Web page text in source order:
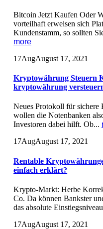
Bitcoin Jetzt Kaufen Oder
vorteilhaft erweisen sich
Kundenstamm, so sollten
more
17AugAugust 17, 2021
Kryptowährung Steuern
kryptowährung
Neues Protokoll für
wollen die Notenbanken
Investoren dabei hilft. Ob...
17AugAugust 17, 2021
Rentable
einfach erklärt?
Krypto-Markt: Herbe
Co. Da können Bankster
das absolute
17AugAugust 17, 2021